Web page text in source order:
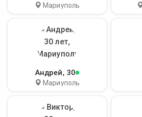
Мариуполь
Андрей, 30
Мариуполь